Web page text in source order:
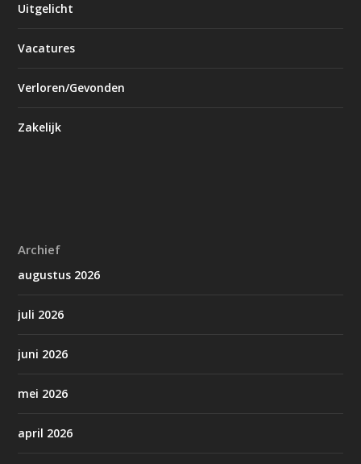
Uitgelicht
Vacatures
Verloren/Gevonden
Zakelijk
Archief
augustus 2026
juli 2026
juni 2026
mei 2026
april 2026